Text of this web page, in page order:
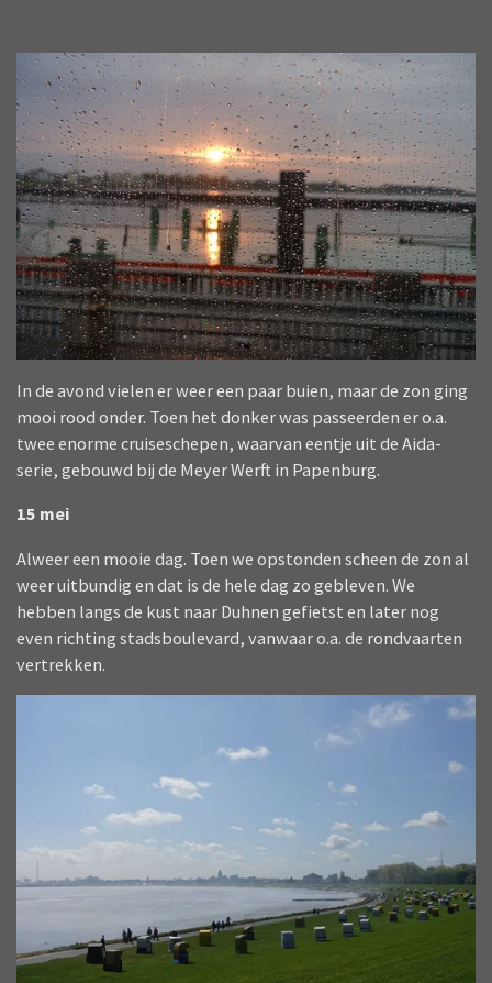
In de avond vielen er weer een paar buien, maar de zon ging
mooi rood onder. Toen het donker was passeerden er o.a.
twee enorme cruiseschepen, waarvan eentje uit de Aida-
serie, gebouwd bij de Meyer Werft in Papenburg.
15 mei
Alweer een mooie dag. Toen we opstonden scheen de zon al
weer uitbundig en dat is de hele dag zo gebleven. We
hebben langs de kust naar Duhnen gefietst en later nog
even richting stadsboulevard, vanwaar o.a. de rondvaarten
vertrekken.